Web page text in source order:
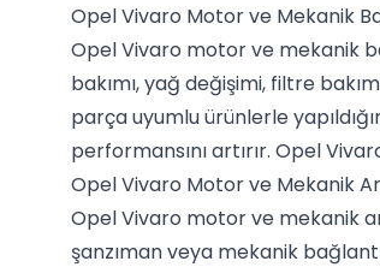
Opel Vivaro Motor ve Mekanik
Opel Vivaro motor ve mekanik
bakımı, yağ değişimi, filtre
parça uyumlu ürünlerle
performansını artırır. Opel
Opel Vivaro Motor ve Mekanik
Opel Vivaro motor ve mekanik
şanzıman veya mekanik